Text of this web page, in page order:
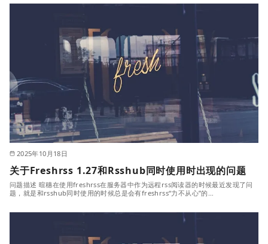
2025年10月18日
关于Freshrss 1.27和Rsshub同时使用时出现的问题
问题描述 暄穗在使用freshrss在服务器中作为远程rss阅读器的时候最近发现了问
题，就是和rsshub同时使用的时候总是会有freshrss“力不从心”的…